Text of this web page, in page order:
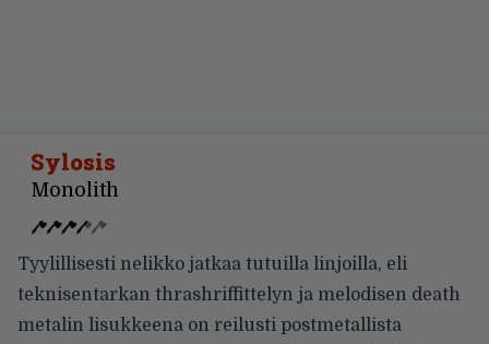
Sylosis
Monolith
Tyylillisesti nelikko jatkaa tutuilla linjoilla, eli
teknisentarkan thrashriffittelyn ja melodisen death
metalin lisukkeena on reilusti postmetallista